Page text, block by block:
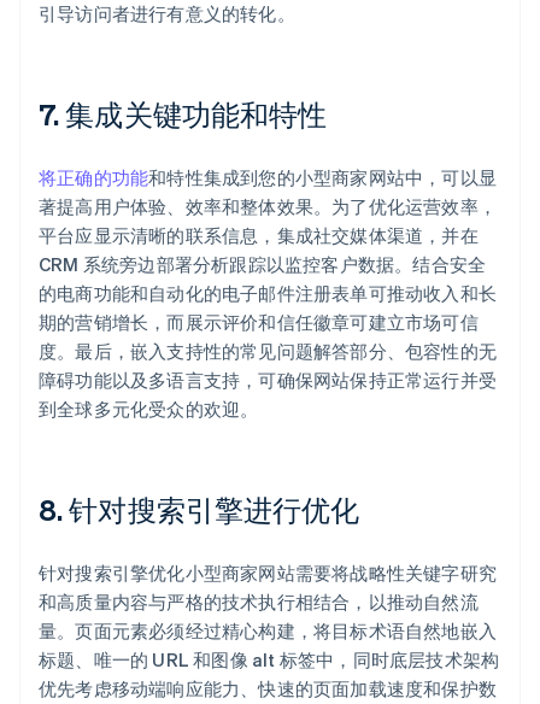
引导访问者进行有意义的转化。
7. 集成关键功能和特性
将正确的功能和特性集成到您的小型商家网站中，可以显
著提高用户体验、效率和整体效果。为了优化运营效率，
平台应显示清晰的联系信息，集成社交媒体渠道，并在
CRM 系统旁边部署分析跟踪以监控客户数据。结合安全
的电商功能和自动化的电子邮件注册表单可推动收入和长
期的营销增长，而展示评价和信任徽章可建立市场可信
度。最后，嵌入支持性的常见问题解答部分、包容性的无
障碍功能以及多语言支持，可确保网站保持正常运行并受
到全球多元化受众的欢迎。
8. 针对搜索引擎进行优化
针对搜索引擎优化小型商家网站需要将战略性关键字研究
和高质量内容与严格的技术执行相结合，以推动自然流
量。页面元素必须经过精心构建，将目标术语自然地嵌入
标题、唯一的 URL 和图像 alt 标签中，同时底层技术架构
优先考虑移动端响应能力、快速的页面加载速度和保护数